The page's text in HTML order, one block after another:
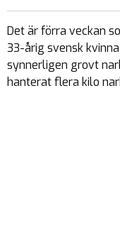
Det är förra veckan
33-årig svensk
synnerligen grovt
hanterat flera kilo